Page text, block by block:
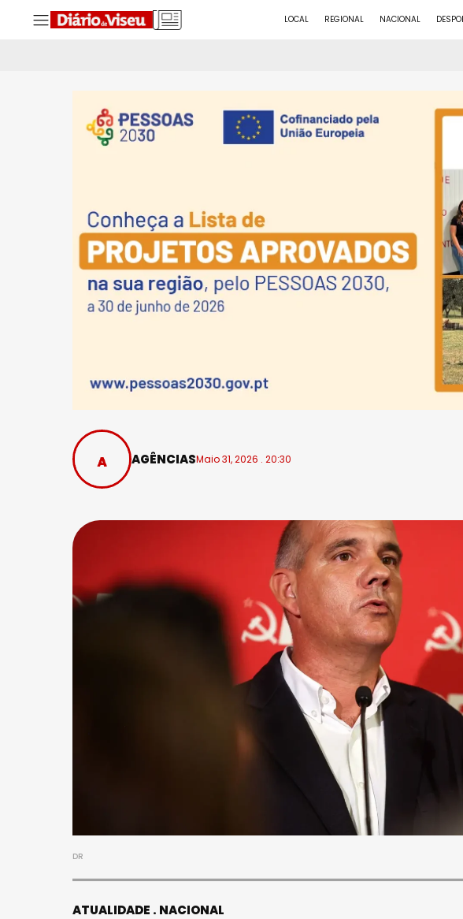
LOCAL REGIONAL NACIONAL
AGÊNCIASMaio 31, 2026 . 20:30
DR
ATUALIDADE NACIONAL